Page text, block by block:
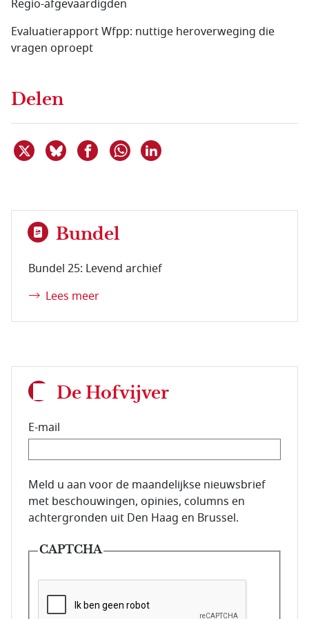
Regio-afgevaardigden
Evaluatierapport Wfpp: nuttige heroverweging die
vragen oproept
Delen
Deel dit item op X
Deel dit item op Bluesky
Deel dit item op Facebook
Delen via WhatsApp
Bundel
Bundel 25: Levend archief
Lees meer
De Hofvijver
E-mail
E-mailadres van de abonnee.
Meld u aan voor de maandelijkse nieuwsbrief
met beschouwingen, opinies, columns en
achtergronden uit Den Haag en Brussel.
CAPTCHA